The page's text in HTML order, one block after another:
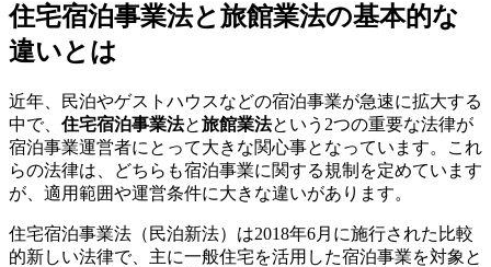
住宅宿泊事業法と旅館業法の基本的な
違いとは
近年、民泊やゲストハウスなどの宿泊事業が急速に拡大する
中で、 住宅宿泊事業法と旅館業法という2つの重要な法律が
宿泊事業運営者にとって大きな関心事となっています。これ
らの法律は、どちらも宿泊事業に関する規制を定めています
が、適用範囲や運営条件に大きな違いがあります。
住宅宿泊事業法（民泊新法）は2018年6月に施行された比較
的新しい法律で、主に一般住宅を活用した宿泊事業を対象と